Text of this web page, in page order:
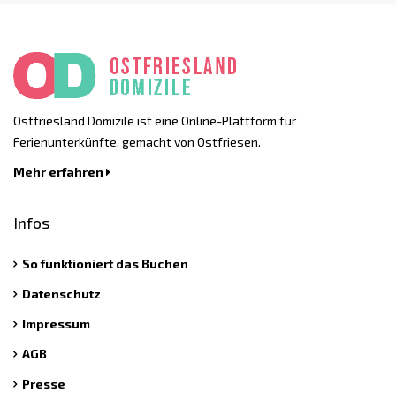
Ostfriesland Domizile ist eine Online-Plattform für
Ferienunterkünfte, gemacht von Ostfriesen.
Mehr erfahren
Infos
So funktioniert das Buchen
Datenschutz
Impressum
AGB
Presse